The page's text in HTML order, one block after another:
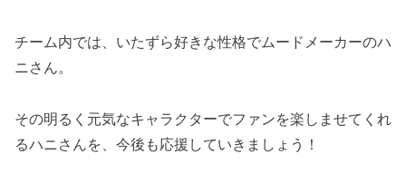
チーム内では、いたずら好きな性格でムードメーカーのハ
ニさん。
その明るく元気なキャラクターでファンを楽しませてくれ
るハニさんを、今後も応援していきましょう！